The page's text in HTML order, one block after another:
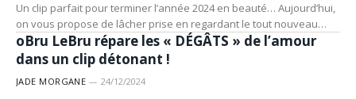
Un clip parfait pour terminer l’année 2024 en beauté… Aujourd’hui,
on vous propose de lâcher prise en regardant le tout nouveau…
ARTISTES
oBru LeBru répare les « DÉGÂTS » de l’amour
dans un clip détonant !
JADE MORGANE 24/12/2024